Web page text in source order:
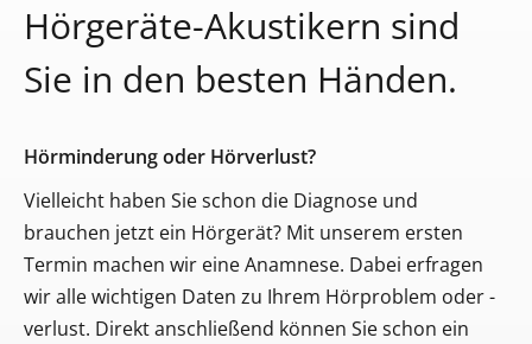
Hörgeräte-Akustikern sind
Sie in den besten Händen.
Hörminderung oder Hörverlust?
Vielleicht haben Sie schon die Diagnose und
brauchen jetzt ein Hörgerät? Mit unserem ersten
Termin machen wir eine Anamnese. Dabei erfragen
wir alle wichtigen Daten zu Ihrem Hörproblem oder -
verlust. Direkt anschließend können Sie schon ein